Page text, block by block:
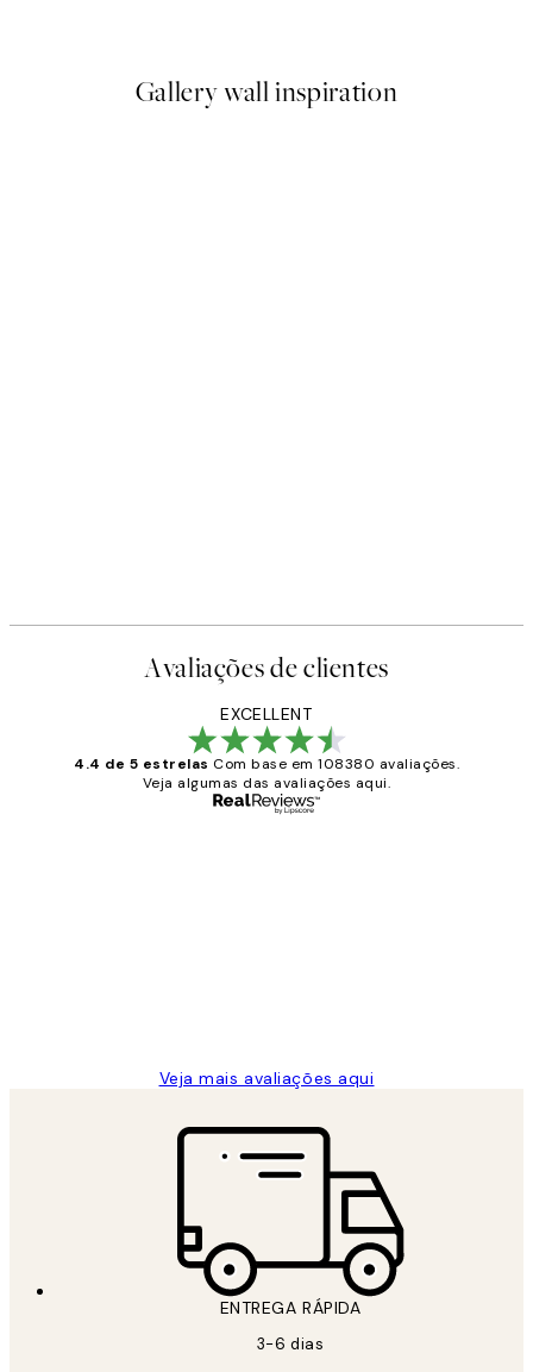
Gallery wall inspiration
Avaliações de clientes
EXCELLENT
4.4 de 5 estrelas Com base em 108380 avaliações.
Veja algumas das avaliações aqui.
Veja mais avaliações aqui
ENTREGA RÁPIDA
3-6 dias